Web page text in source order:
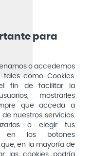
Pack Skin
Therapy 10ml +
Doré 3ml
37,20 €
€
Añadir a la cesta
para
o accedemos
como Cookies.
el fin de facilitar la
mostrarles
que acceda a
nuestros servicios.
o elegir tus
en los botones
en la mayoría de
las cookies podría